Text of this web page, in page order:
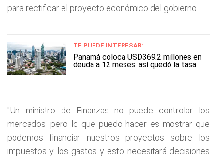
para rectificar el proyecto económico del gobierno.
TE PUEDE INTERESAR:
Panamá coloca USD369.2 millones en
deuda a 12 meses: así quedó la tasa
"Un ministro de Finanzas no puede controlar los
mercados, pero lo que puedo hacer es mostrar que
podemos financiar nuestros proyectos sobre los
impuestos y los gastos y esto necesitará decisiones